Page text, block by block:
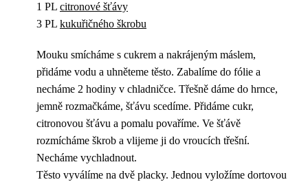
1 PL citronové šťávy
3 PL kukuřičného škrobu
Mouku smícháme s cukrem a nakrájeným máslem,
přidáme vodu a uhněteme těsto. Zabalíme do fólie a
necháme 2 hodiny v chladničce. Třešně dáme do hrnce,
jemně rozmačkáme, šťávu scedíme. Přidáme cukr,
citronovou šťávu a pomalu povaříme. Ve šťávě
rozmícháme škrob a vlijeme ji do vroucích třešní.
Necháme vychladnout.
Těsto vyválíme na dvě placky. Jednou vyložíme dortovou